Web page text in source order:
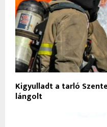
Kigyulladt a tarló
lángolt